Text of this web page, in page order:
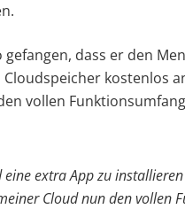
dass er den
kostenlos
vollen Funktionsumfang
extra App zu
Cloud nun den vollen